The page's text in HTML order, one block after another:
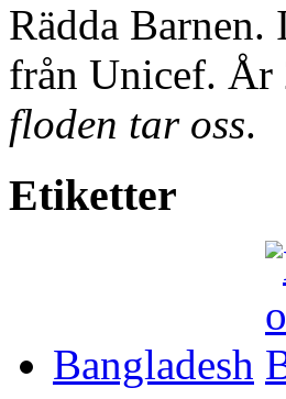
Rädda
från Unicef. År
floden tar oss.
Etiketter
Bangladesh